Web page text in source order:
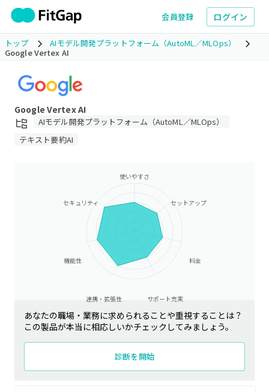
会員登録 ログイン
トップ
AIモデル開発プラットフォーム（AutoML／MLOps）
Google Vertex AI
Google Vertex AI
AIモデル開発プラットフォーム（AutoML／MLOps）
テキスト要約AI
使いやすさ
セットアップ
料金
サポート充実
連携・拡張性
機能性
セキュリティ
あなたの職場・業務に求められることや重視することは？
この製品が本当に相応しいかチェックしてみましょう。
診断を開始